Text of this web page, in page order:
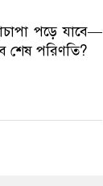
পড়ে যাবে—
শেষ পরিণতি?